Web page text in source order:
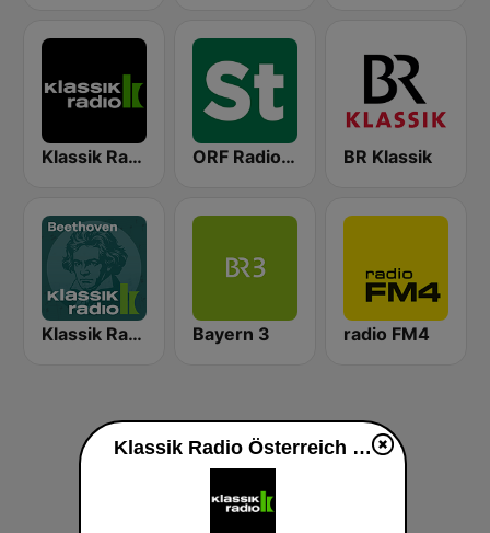
Klassik Radio Schweiz ORF Radio Steiermark BR Klassik
Klassik Radio Beethoven Bayern 3 radio FM4
Klassik Radio Österreich live